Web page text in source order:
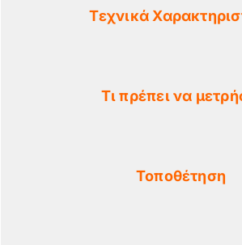
Τεχνικά
Τι πρέπει να
Τοποθέτηση